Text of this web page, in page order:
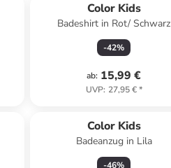
Color Kids
Badeshirt in Rot/ Schwarz
-42%
ab: 15,99 €
UVP: 27,95 €*
Color Kids
Badeanzug in Lila
-46%